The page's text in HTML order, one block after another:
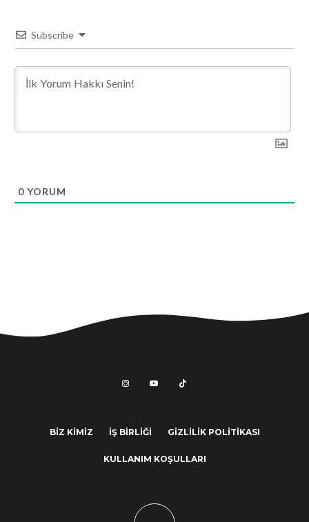
Subscribe
0 YORUM
BİZ KİMİZ İŞ BİRLİĞİ GİZLİLİK POLİTİKASI
KULLANIM KOŞULLARI